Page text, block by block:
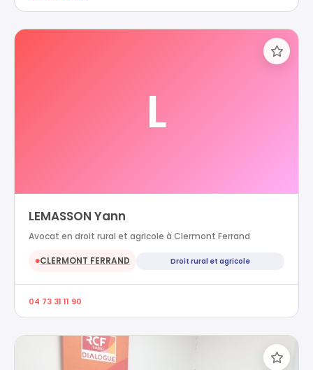
L
LEMASSON Yann
Avocat en droit rural et agricole à Clermont Ferrand
●CLERMONT FERRAND Droit rural et agricole
04 73 31 11 90